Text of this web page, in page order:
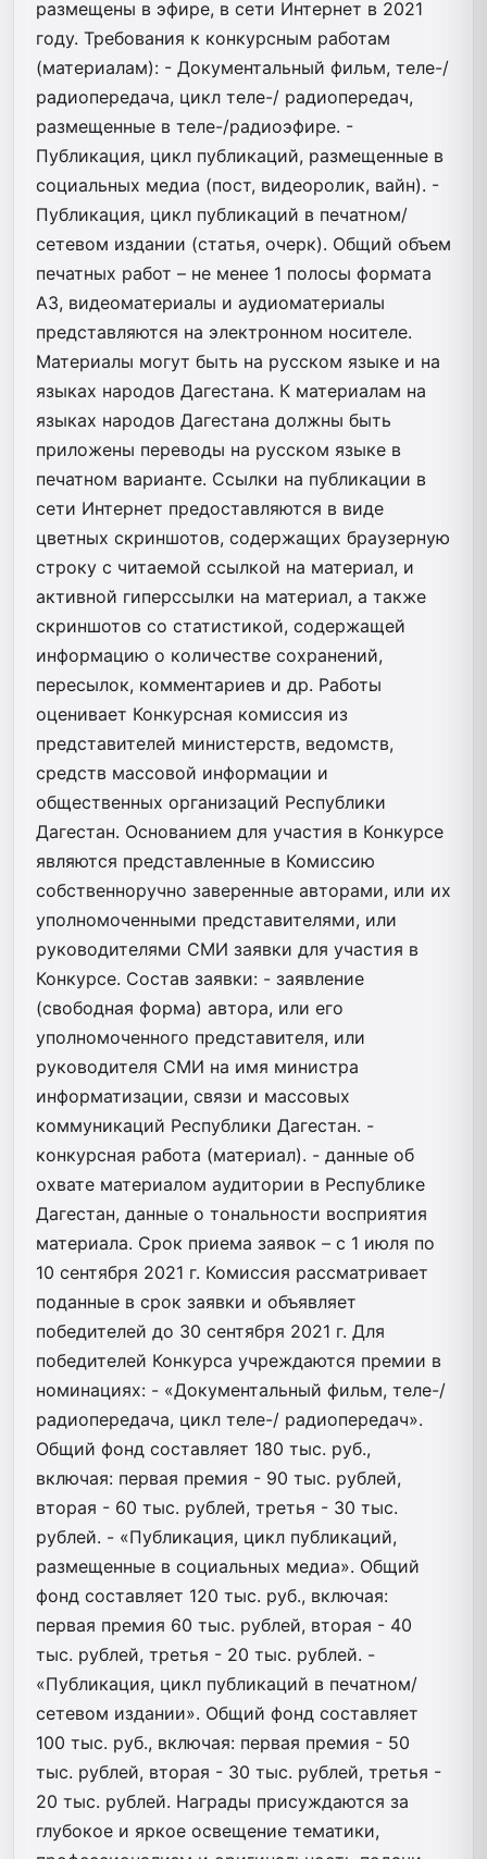
размещены в эфире, в сети Интернет в 2021
году. Требования к конкурсным работам
(материалам): - Документальный фильм, теле-/
радиопередача, цикл теле-/ радиопередач,
размещенные в теле-/радиоэфире. -
Публикация, цикл публикаций, размещенные в
социальных медиа (пост, видеоролик, вайн). -
Публикация, цикл публикаций в печатном/
сетевом издании (статья, очерк). Общий объем
печатных работ – не менее 1 полосы формата
А3, видеоматериалы и аудиоматериалы
представляются на электронном носителе.
Материалы могут быть на русском языке и на
языках народов Дагестана. К материалам на
языках народов Дагестана должны быть
приложены переводы на русском языке в
печатном варианте. Ссылки на публикации в
сети Интернет предоставляются в виде
цветных скриншотов, содержащих браузерную
строку с читаемой ссылкой на материал, и
активной гиперссылки на материал, а также
скриншотов со статистикой, содержащей
информацию о количестве сохранений,
пересылок, комментариев и др. Работы
оценивает Конкурсная комиссия из
представителей министерств, ведомств,
средств массовой информации и
общественных организаций Республики
Дагестан. Основанием для участия в Конкурсе
являются представленные в Комиссию
собственноручно заверенные авторами, или их
уполномоченными представителями, или
руководителями СМИ заявки для участия в
Конкурсе. Состав заявки: - заявление
(свободная форма) автора, или его
уполномоченного представителя, или
руководителя СМИ на имя министра
информатизации, связи и массовых
коммуникаций Республики Дагестан. -
конкурсная работа (материал). - данные об
охвате материалом аудитории в Республике
Дагестан, данные о тональности восприятия
материала. Срок приема заявок – с 1 июля по
10 сентября 2021 г. Комиссия рассматривает
поданные в срок заявки и объявляет
победителей до 30 сентября 2021 г. Для
победителей Конкурса учреждаются премии в
номинациях: - «Документальный фильм, теле-/
радиопередача, цикл теле-/ радиопередач».
Общий фонд составляет 180 тыс. руб.,
включая: первая премия - 90 тыс. рублей,
вторая - 60 тыс. рублей, третья - 30 тыс.
рублей. - «Публикация, цикл публикаций,
размещенные в социальных медиа». Общий
фонд составляет 120 тыс. руб., включая:
первая премия 60 тыс. рублей, вторая - 40
тыс. рублей, третья - 20 тыс. рублей. -
«Публикация, цикл публикаций в печатном/
сетевом издании». Общий фонд составляет
100 тыс. руб., включая: первая премия - 50
тыс. рублей, вторая - 30 тыс. рублей, третья -
20 тыс. рублей. Награды присуждаются за
глубокое и яркое освещение тематики,